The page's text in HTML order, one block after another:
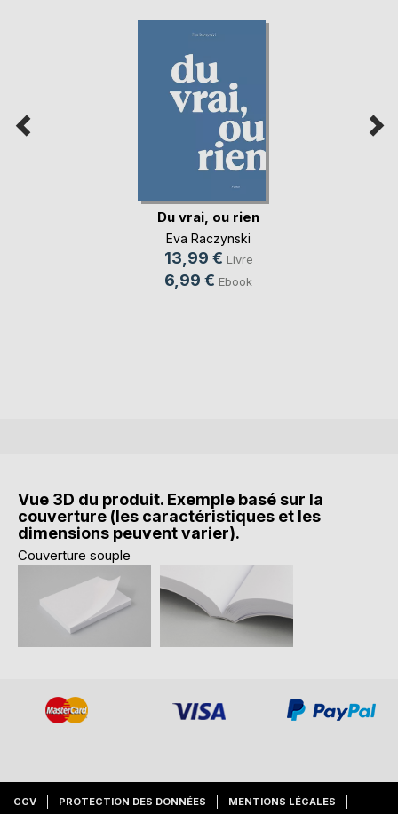
Du vrai, ou rien
Eva Raczynski
13,99 € Livre
6,99 € Ebook
Vue 3D du produit. Exemple basé sur la
couverture (les caractéristiques et les
dimensions peuvent varier).
Couverture souple
CGV PROTECTION DES DONNÉES MENTIONS LÉGALES